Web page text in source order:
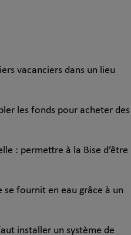
vacanciers dans un lieu
les fonds pour acheter des
: permettre à la Bise d’être
se fournit en eau grâce à un
installer un système de